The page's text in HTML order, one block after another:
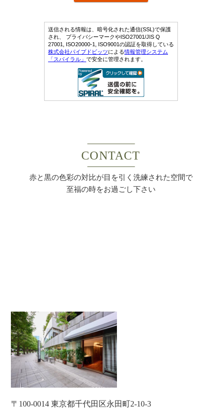
CONTACT
赤と黒の色彩の対比が目を引く洗練された空間で
至福の時をお過ごし下さい
〒100-0014 東京都千代田区永田町2-10-3